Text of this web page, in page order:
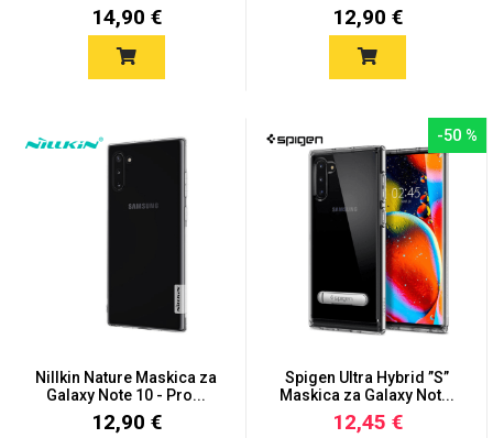
14,90 € 12,90 €
Nillkin Nature Maskica za
Galaxy Note 10 - Pro...
12,90 €
-50 %
Spigen Ultra Hybrid ”S”
Maskica za Galaxy Not...
12,45 €
Monogrami Dječji motivi